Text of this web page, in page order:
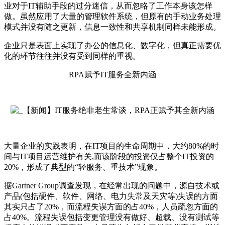
业对于IT辅助手段的过分迷信，从而忽略了工作本身该怎样
做。虽然应用了大量的管理软件系统，但原有的手动业务处理
模式并没有随之更新，信息一致性和共享机制同样未能形成。
企业只是表面上实现了办公的信息化、数字化，但真正需要优
化的环节往往并没有受到同样的重视。
RPA赋予IT服务全新内涵
大量企业的实践表明，在IT项目的生命周期中，大约80%的时
间与IT项目运营维护有关,而该阶段的投资仅占整个IT投资的
20%，形成了典型的“轻服务、重技术”现象。
据Gartner Group调查发现，在经常出现的问题中，源自技术或
产品(包括硬件、软件、网络、电力失常及天灾等)失误的方面
其实只占了20%，而流程失误方面的占40%，人员疏忽方面的
占40%。流程失误包括变更管理没有做好、超载、没有测试等